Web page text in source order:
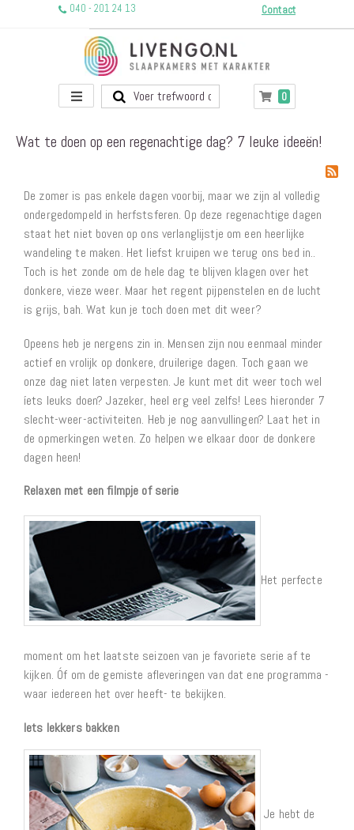
040 - 201 24 13 Contact
Toggle
Winkelwagen
0producten
Wat te doen op een regenachtige dag? 7 leuke ideeën!
De zomer is pas enkele dagen voorbij, maar we zijn al volledig
ondergedompeld in herfstsferen. Op deze regenachtige dagen
staat het niet boven op ons verlanglijstje om een heerlijke
wandeling te maken. Het liefst kruipen we terug ons bed in..
Toch is het zonde om de hele dag te blijven klagen over het
donkere, vieze weer. Maar het regent pijpenstelen en de lucht
is grijs, bah. Wat kun je toch doen met dit weer?
Opeens heb je nergens zin in. Mensen zijn nou eenmaal minder
actief en vrolijk op donkere, druilerige dagen. Toch gaan we
onze dag niet laten verpesten. Je kunt met dit weer toch wel
íets leuks doen? Jazeker, heel erg veel zelfs! Lees hieronder 7
slecht-weer-activiteiten. Heb je nog aanvullingen? Laat het in
de opmerkingen weten. Zo helpen we elkaar door de donkere
dagen heen!
Relaxen met een filmpje of serie
Het perfecte
moment om het laatste seizoen van je favoriete serie af te
kijken. Óf om de gemiste afleveringen van dat ene programma -
waar iedereen het over heeft- te bekijken.
Iets lekkers bakken
Je hebt de